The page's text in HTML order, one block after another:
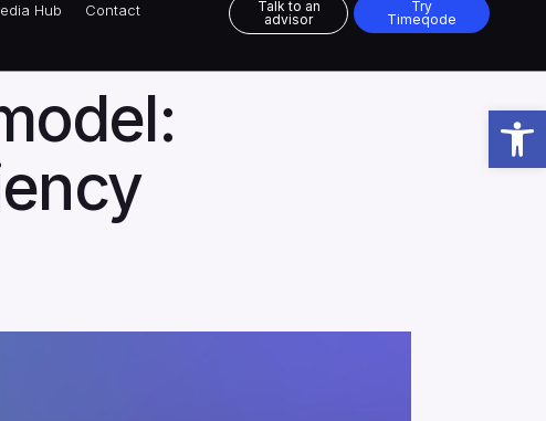
Open toolbar
Hub Contact
Talk to an
advisor
Try
Timeqode
Contact
to our